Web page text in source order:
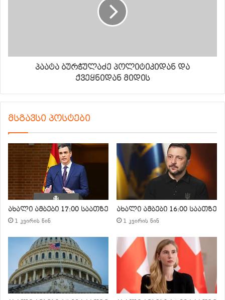
პაატა ბურჭულაძე პოლიტიკიდან და
ქვეყნიდან მიდის
მსგავსი პოსტები
ახალი ამბები 17:00 საათზე
1 კვირის წინ
ახალი ამბები 16:00 საათზე
1 კვირის წინ